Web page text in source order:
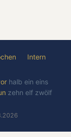
Intern
halb ein eins
zehn elf zwölf